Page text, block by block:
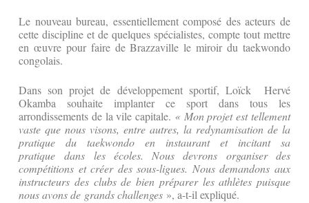
Le nouveau bureau, essentiellement composé des acteurs de
cette discipline et de quelques spécialistes, compte tout mettre
en œuvre pour faire de Brazzaville le miroir du taekwondo
congolais.
Dans son projet de développement sportif, Loïck Hervé
Okamba souhaite implanter ce sport dans tous les
arrondissements de la vile capitale. « Mon projet est tellement
vaste que nous visons, entre autres, la redynamisation de la
pratique du taekwondo en instaurant et incitant sa
pratique dans les écoles. Nous devrons organiser des
compétitions et créer des sous-ligues. Nous demandons aux
instructeurs des clubs de bien préparer les athlètes puisque
nous avons de grands challenges », a-t-il expliqué.